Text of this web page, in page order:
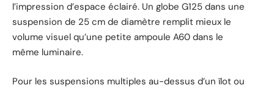
l’impression d’espace éclairé. Un globe G125 dans une
suspension de 25 cm de diamètre remplit mieux le
volume visuel qu’une petite ampoule A60 dans le
même luminaire.
Pour les suspensions multiples au-dessus d’un îlot ou